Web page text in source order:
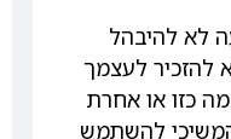
לא להיבהל
להזכיר לעצמך
כזו או אחרת
להשתמש